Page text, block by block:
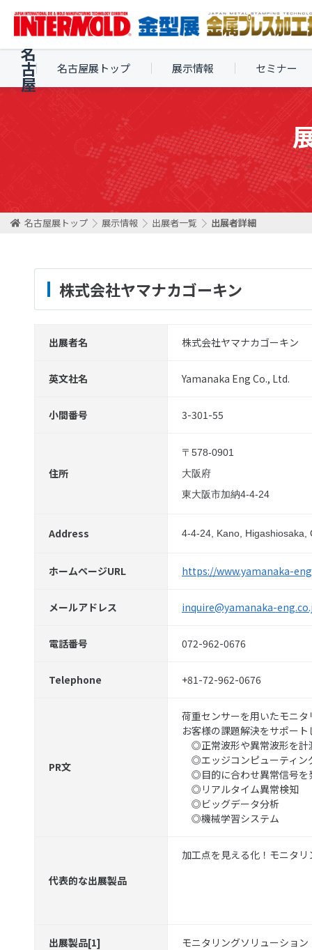
名
古
屋
名古屋展トップ 展示情報 セミナー
名古屋展トップ 展示情報 出展者一覧 出展者詳細
株式会社ヤマナカゴーキン
出展者名 株式会社ヤマナカゴーキン
英文社名 Yamanaka Eng Co., Ltd.
小間番号 3-301-55
住所
〒578-0901
大阪府
東大阪市加納4-4-24
Address 4-4-24, Kano, Higashiosaka,
ホームページURL https://www.yamanaka-
メールアドレス inquire@yamanaka-
電話番号 072-962-0676
Telephone +81-72-962-0676
PR文
荷重センサーを用いたモニ
お客様の課題解決をサポート
◎正常波形や異常波形を計
◎エッジコンピューティン
◎目的に合わせ異常信号を
◎リアルタイム異常検知
◎ビッグデータ分析
◎機械学習システム
代表的な出展製品
加工点を見える化！モニタ
出展製品[1] モニタリングソリューション